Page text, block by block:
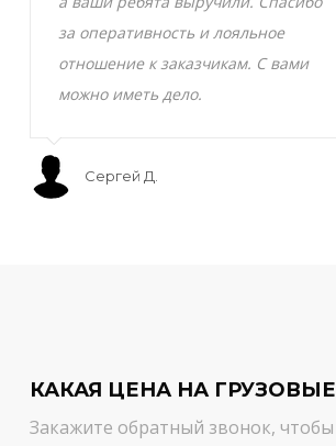
за оперативность и лояльное
отношение к заказчикам. С вами
можно иметь дело.
Сергей Д.
КАКАЯ ЦЕНА НА
Закажите обратный звонок,